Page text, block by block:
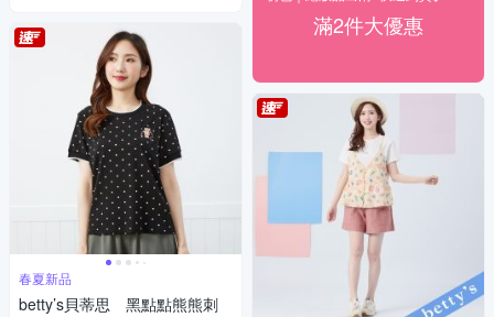
春夏新品
betty’s貝蒂思 黑點點熊熊刺
滿2件大優惠